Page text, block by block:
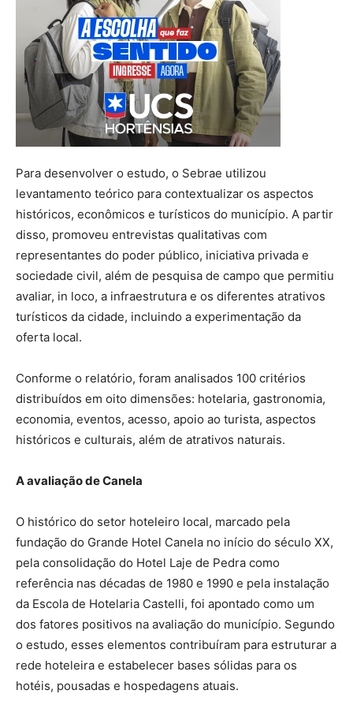
Para desenvolver o estudo, o Sebrae utilizou
levantamento teórico para contextualizar os aspectos
históricos, econômicos e turísticos do município. A partir
disso, promoveu entrevistas qualitativas com
representantes do poder público, iniciativa privada e
sociedade civil, além de pesquisa de campo que permitiu
avaliar, in loco, a infraestrutura e os diferentes atrativos
turísticos da cidade, incluindo a experimentação da
oferta local.
Conforme o relatório, foram analisados 100 critérios
distribuídos em oito dimensões: hotelaria, gastronomia,
economia, eventos, acesso, apoio ao turista, aspectos
históricos e culturais, além de atrativos naturais.
A avaliação de Canela
O histórico do setor hoteleiro local, marcado pela
fundação do Grande Hotel Canela no início do século XX,
pela consolidação do Hotel Laje de Pedra como
referência nas décadas de 1980 e 1990 e pela instalação
da Escola de Hotelaria Castelli, foi apontado como um
dos fatores positivos na avaliação do município. Segundo
o estudo, esses elementos contribuíram para estruturar a
rede hoteleira e estabelecer bases sólidas para os
hotéis, pousadas e hospedagens atuais.